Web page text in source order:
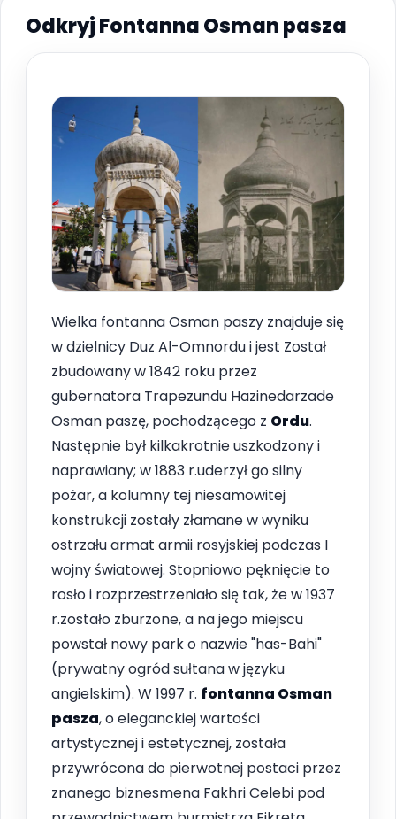
Odkryj Fontanna Osman pasza
Wielka fontanna Osman paszy znajduje się
w dzielnicy Duz Al-Omnordu i jest Został
zbudowany w 1842 roku przez
gubernatora Trapezundu Hazinedarzade
Osman paszę, pochodzącego z Ordu.
Następnie był kilkakrotnie uszkodzony i
naprawiany; w 1883 r.uderzył go silny
pożar, a kolumny tej niesamowitej
konstrukcji zostały złamane w wyniku
ostrzału armat armii rosyjskiej podczas I
wojny światowej. Stopniowo pęknięcie to
rosło i rozprzestrzeniało się tak, że w 1937
r.zostało zburzone, a na jego miejscu
powstał nowy park o nazwie "has-Bahi"
(prywatny ogród sułtana w języku
angielskim). W 1997 r. fontanna Osman
pasza, o eleganckiej wartości
artystycznej i estetycznej, została
przywrócona do pierwotnej postaci przez
znanego biznesmena Fakhri Celebi pod